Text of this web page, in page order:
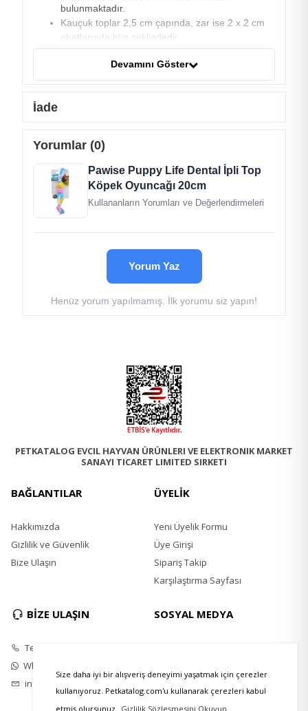
Size daha iyi bir alışveriş deneyimi yaşatmak için çerezler
kullanıyoruz. Petkatalog.com'u kullanarak çerezleri kabul
etmiş olursunuz.
Gizlilik Sözleşmesini Okuyun
bulunmaktadır.
Kauçuk toplar 2,5 cm çapında, zar ise 2 x 2 cm
ebatlarında küp şeklindedir.
Köpek oyuncağı diş ipiyle birlikte 20 cm
uzunluğundadır.
Fırlatma, tut-getir gibi birlikte vakit
Devamını Göster
İade
Yorumlar (0)
Pawise Puppy Life Dental İpli Top
Köpek Oyuncağı 20cm
Kullananların Yorumları ve Değerlendirmeleri
Yorum Yaz
Henüz yorum yapılmamış. İlk yorumu siz yapın!
PETKATALOG EVCIL HAYVAN ÜRÜNLERI VE ELEKTRONIK MARKET
SANAYI TICARET LIMITED SIRKETI
BAĞLANTILAR
Hakkımızda
Gizlilik ve Güvenlik
Bize Ulaşın
ÜYELİK
Yeni Üyelik Formu
Üye Girişi
Sipariş Takip
Karşılaştırma Sayfası
BİZE ULAŞIN
Telefon
Whatsapp
info@petkatalog.com
SOSYAL MEDYA
Youtube